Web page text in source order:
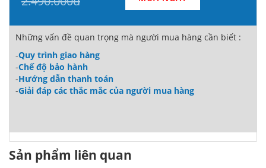
Những vấn đề quan trọng mà người mua hàng cần biết :
-Quy trình giao hàng
-Chế độ bảo hành
-Hướng dẫn thanh toán
-Giải đáp các thắc mắc của người mua hàng
Sản phẩm liên quan